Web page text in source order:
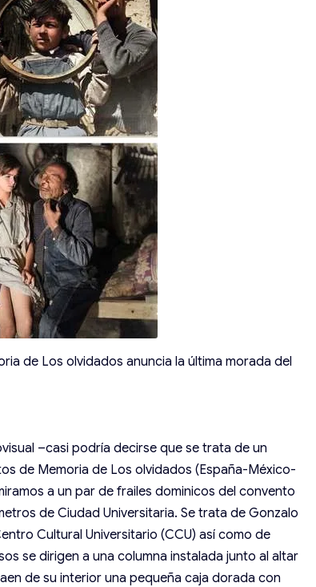
de Los olvidados anuncia la última morada del
–casi podría decirse que se trata de un
de Memoria de Los olvidados (España-México-
a un par de frailes dominicos del convento
de Ciudad Universitaria. Se trata de Gonzalo
Cultural Universitario (CCU) así como de
se dirigen a una columna instalada junto al altar
de su interior una pequeña caja dorada con